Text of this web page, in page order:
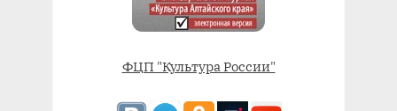
ФЦП "Культура России"